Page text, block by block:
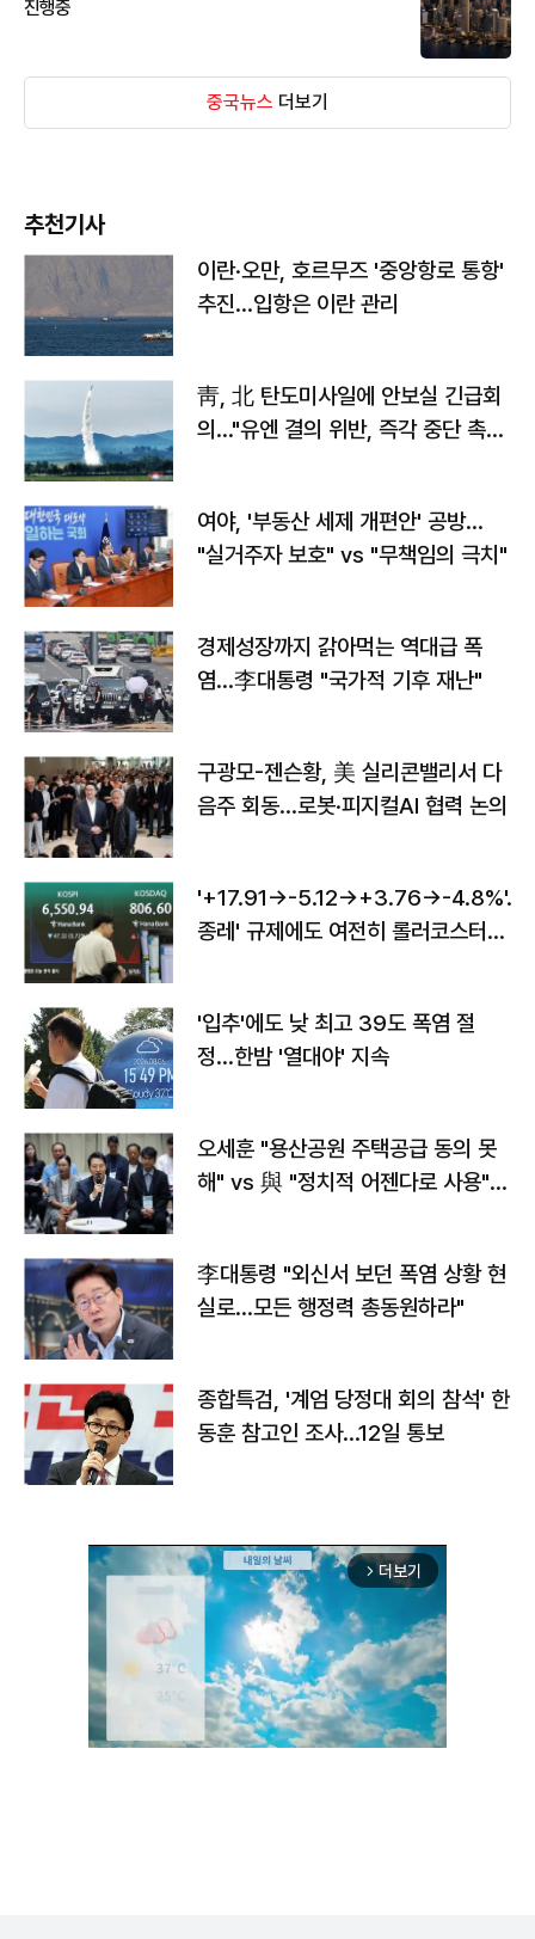
진행중
중국뉴스 더보기
추천기사
이란·오만, 호르무즈 '중앙항로 통항'
추진…입항은 이란 관리
靑, 北 탄도미사일에 안보실 긴급회
의…"유엔 결의 위반, 즉각 중단 촉
여야, '부동산 세제 개편안' 공방…
"실거주자 보호" vs "무책임의 극치"
경제성장까지 갉아먹는 역대급 폭
염…李대통령 "국가적 기후 재난"
구광모-젠슨황, 美 실리콘밸리서 다
음주 회동…로봇·피지컬AI 협력 논의
'+17.91→-5.12→+3.76→-4.8%'…'
종레' 규제에도 여전히 롤러코스터
'입추'에도 낮 최고 39도 폭염 절
정…한밤 '열대야' 지속
오세훈 "용산공원 주택공급 동의 못
해" vs 與 "정치적 어젠다로 사용"
李대통령 "외신서 보던 폭염 상황 현
실로…모든 행정력 총동원하라"
종합특검, '계엄 당정대 회의 참석' 한
동훈 참고인 조사...12일 통보
arrow_forward_ios 더보기